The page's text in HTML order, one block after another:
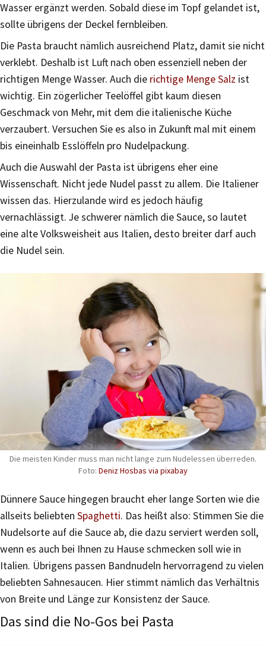
Wasser ergänzt werden. Sobald diese im Topf gelandet ist,
sollte übrigens der Deckel fernbleiben.
Die Pasta braucht nämlich ausreichend Platz, damit sie nicht
verklebt. Deshalb ist Luft nach oben essenziell neben der
richtigen Menge Wasser. Auch die richtige Menge Salz ist
wichtig. Ein zögerlicher Teelöffel gibt kaum diesen
Geschmack von Mehr, mit dem die italienische Küche
verzaubert. Versuchen Sie es also in Zukunft mal mit einem
bis eineinhalb Esslöffeln pro Nudelpackung.
Auch die Auswahl der Pasta ist übrigens eher eine
Wissenschaft. Nicht jede Nudel passt zu allem. Die Italiener
wissen das. Hierzulande wird es jedoch häufig
vernachlässigt. Je schwerer nämlich die Sauce, so lautet
eine alte Volksweisheit aus Italien, desto breiter darf auch
die Nudel sein.
Die meisten Kinder muss man nicht lange zum Nudelessen überreden.
Foto: Deniz Hosbas via pixabay
Dünnere Sauce hingegen braucht eher lange Sorten wie die
allseits beliebten Spaghetti. Das heißt also: Stimmen Sie die
Nudelsorte auf die Sauce ab, die dazu serviert werden soll,
wenn es auch bei Ihnen zu Hause schmecken soll wie in
Italien. Übrigens passen Bandnudeln hervorragend zu vielen
beliebten Sahnesaucen. Hier stimmt nämlich das Verhältnis
von Breite und Länge zur Konsistenz der Sauce.
Das sind die No-Gos bei Pasta